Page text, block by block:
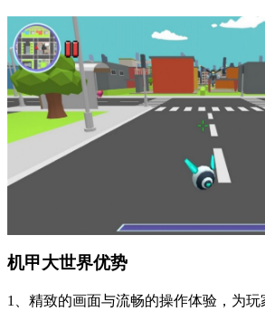
机甲大世界优势
1、精致的画面与流畅的操作体验，为